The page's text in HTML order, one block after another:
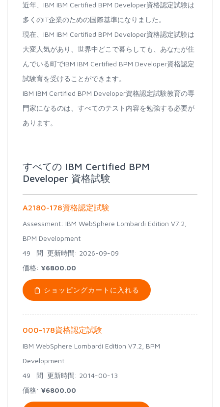
近年、IBM IBM Certified BPM Developer資格認定試験は
多くのIT企業のための国際基準になりました。
現在、IBM IBM Certified BPM Developer資格認定試験は
大変人気があり、世界中どこで暮らしても、あなたが住
んでいる町でIBM IBM Certified BPM Developer資格認定
試験育を受けることができます。
IBM IBM Certified BPM Developer資格認定試験教育の専
門家になるのは、すべてのテスト内容を勉強する必要が
あります。
すべての IBM Certified BPM
Developer 資格試験
A2180-178資格認定試験
Assessment: IBM WebSphere Lombardi Edition V7.2,
BPM Development
49 問 更新時間: 2026-09-09
価格: ¥6800.00
ショッピングカートに入れる
000-178資格認定試験
IBM WebSphere Lombardi Edition V7.2, BPM
Development
49 問 更新時間: 2014-00-13
価格: ¥6800.00